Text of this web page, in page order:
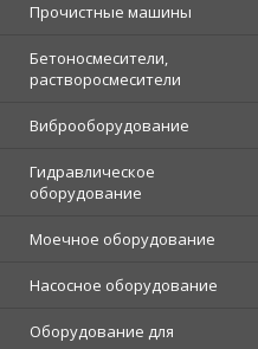
Прочистные машины
Бетоносмесители,
растворосмесители
Виброоборудование
Гидравлическое
оборудование
Моечное оборудование
Насосное оборудование
Оборудование для